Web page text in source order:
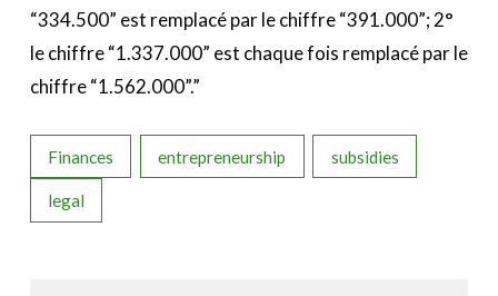
“334.500” est remplacé par le chiffre “391.000”; 2°
le chiffre “1.337.000” est chaque fois remplacé par le
chiffre “1.562.000”.”
Finances entrepreneurship subsidies
legal